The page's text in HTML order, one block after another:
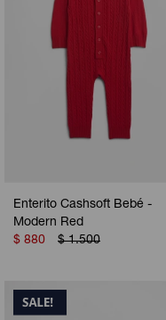
Enterito Cashsoft Bebé -
Modern Red
$ 880 $ 1.500